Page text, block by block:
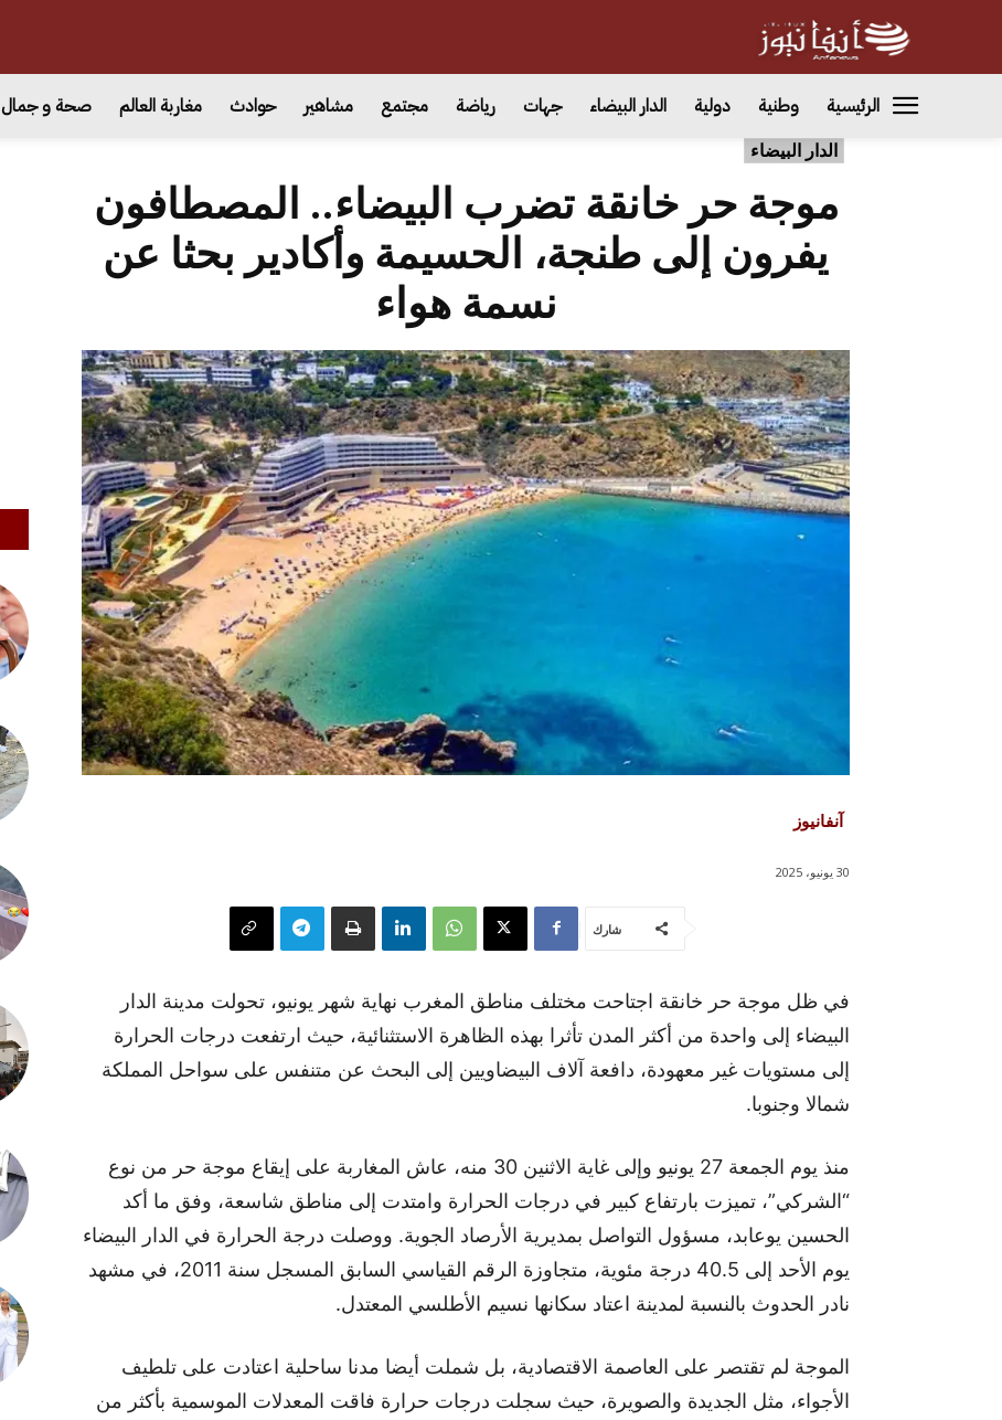
الرئيسية وطنية دولية الدار البيضاء جهات رياضة مجتمع مشاهير حوادث مغاربة العالم صحة و جمال
الدار البيضاء
موجة حر خانقة تضرب البيضاء.. المصطافون
يفرون إلى طنجة، الحسيمة وأكادير بحثا عن
نسمة هواء
آنفانيوز
30 يونيو، 2025
شارك
في ظل موجة حر خانقة اجتاحت مختلف مناطق المغرب نهاية شهر يونيو، تحولت مدينة الدار
البيضاء إلى واحدة من أكثر المدن تأثرا بهذه الظاهرة الاستثنائية، حيث ارتفعت درجات الحرارة
إلى مستويات غير معهودة، دافعة آلاف البيضاويين إلى البحث عن متنفس على سواحل المملكة
شمالا وجنوبا.
منذ يوم الجمعة 27 يونيو وإلى غاية الاثنين 30 منه، عاش المغاربة على إيقاع موجة حر من نوع
“الشركي”، تميزت بارتفاع كبير في درجات الحرارة وامتدت إلى مناطق شاسعة، وفق ما أكد
الحسين يوعابد، مسؤول التواصل بمديرية الأرصاد الجوية. ووصلت درجة الحرارة في الدار البيضاء
يوم الأحد إلى 40.5 درجة مئوية، متجاوزة الرقم القياسي السابق المسجل سنة 2011، في مشهد
نادر الحدوث بالنسبة لمدينة اعتاد سكانها نسيم الأطلسي المعتدل.
الموجة لم تقتصر على العاصمة الاقتصادية، بل شملت أيضا مدنا ساحلية اعتادت على تلطيف
الأجواء، مثل الجديدة والصويرة، حيث سجلت درجات حرارة فاقت المعدلات الموسمية بأكثر من